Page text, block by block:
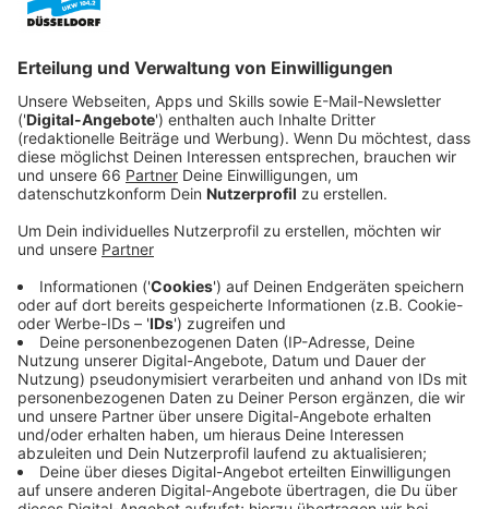
Anzeige
Die Stadt hat für 15.30 Uhr zu einem öffentlichen
Workshop eingeladen. Hintergrund ist, dass das
Technische Rathaus in sechs Jahren in einen Neubau
an der Moskauer Straße ziehen soll. Der heutige
Brinckmannstraße soll dann neugestaltet werden.
Anzeige
Vor allem bezahlbarer Wohnraum ist geplant
Anzeige
Die Stadt möchte die Fläche als inneren Stadteingang
neugestalten. Fest steht: Die Fläche soll vor allem für